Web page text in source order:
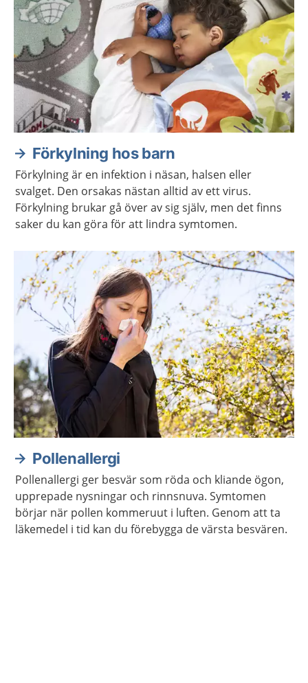
Förkylning hos barn
Förkylning är en infektion i näsan, halsen eller
svalget. Den orsakas nästan alltid av ett virus.
Förkylning brukar gå över av sig själv, men det finns
saker du kan göra för att lindra symtomen.
Pollenallergi
Pollenallergi ger besvär som röda och kliande ögon,
upprepade nysningar och rinnsnuva. Symtomen
börjar när pollen kommeruut i luften. Genom att ta
läkemedel i tid kan du förebygga de värsta besvären.